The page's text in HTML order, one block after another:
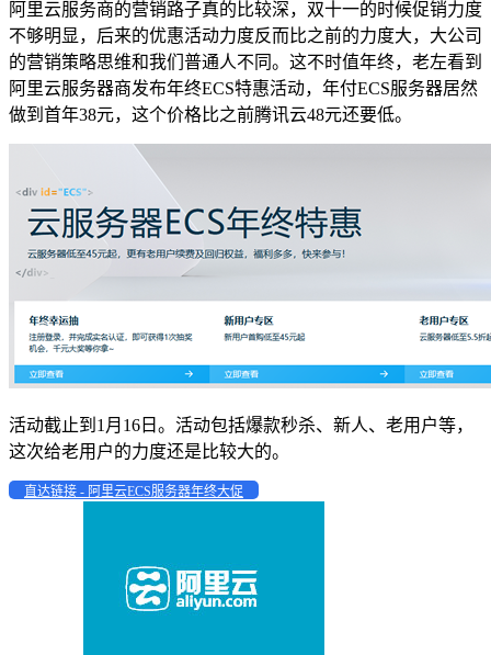
阿里云服务商的营销路子真的比较深，双十一的时候促销力度
不够明显，后来的优惠活动力度反而比之前的力度大，大公司
的营销策略思维和我们普通人不同。这不时值年终，老左看到
阿里云服务器商发布年终ECS特惠活动，年付ECS服务器居然
做到首年38元，这个价格比之前腾讯云48元还要低。
活动截止到1月16日。活动包括爆款秒杀、新人、老用户等，
这次给老用户的力度还是比较大的。
直达链接 - 阿里云ECS服务器年终大促